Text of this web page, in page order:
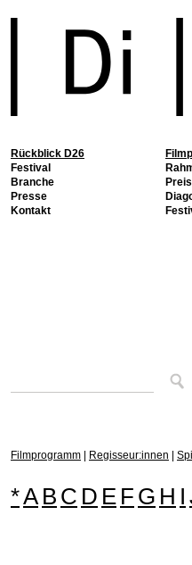
Rückblick D26
Festival
Branche
Presse
Kontakt
Filmprogramm Regisseur:innen
*A B C D E F G H I